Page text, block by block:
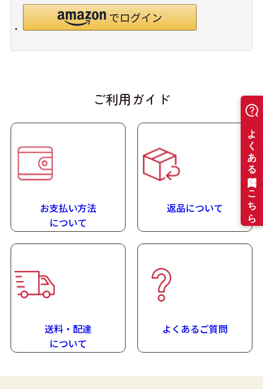
ご利用ガイド
お支払い方法
について
返品について
送料・配達
について
よくあるご質問